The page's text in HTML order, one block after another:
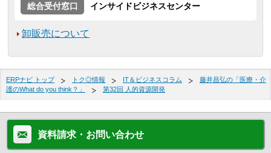
総合受付窓口
インサイドビジネスセンター
卸販売について
ERPナビ トップ トク◎情報 IT＆ビジネスコラム
藤井昌弘の「医療・介
護のWhat do you think？」
第32回 人的資源開発
資料請求・お問い合わせ